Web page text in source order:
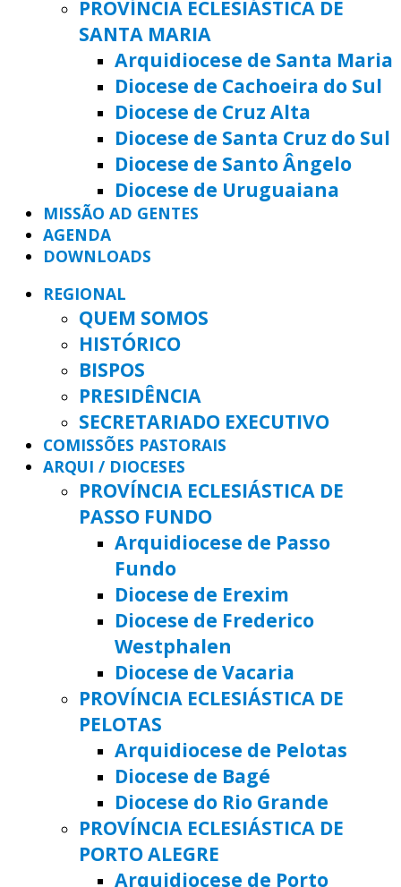
PROVÍNCIA ECLESIÁSTICA DE
SANTA MARIA
Arquidiocese de Santa Maria
Diocese de Cachoeira do Sul
Diocese de Cruz Alta
Diocese de Santa Cruz do Sul
Diocese de Santo Ângelo
Diocese de Uruguaiana
MISSÃO AD GENTES
AGENDA
DOWNLOADS
REGIONAL
QUEM SOMOS
HISTÓRICO
BISPOS
PRESIDÊNCIA
SECRETARIADO EXECUTIVO
COMISSÕES PASTORAIS
ARQUI / DIOCESES
PROVÍNCIA ECLESIÁSTICA DE
PASSO FUNDO
Arquidiocese de Passo
Fundo
Diocese de Erexim
Diocese de Frederico
Westphalen
Diocese de Vacaria
PROVÍNCIA ECLESIÁSTICA DE
PELOTAS
Arquidiocese de Pelotas
Diocese de Bagé
Diocese do Rio Grande
PROVÍNCIA ECLESIÁSTICA DE
PORTO ALEGRE
Arquidiocese de Porto